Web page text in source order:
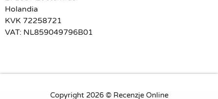
Holandia
KVK 72258721
VAT: NL859049796B01
Copyright 2026 © Recenzje Online